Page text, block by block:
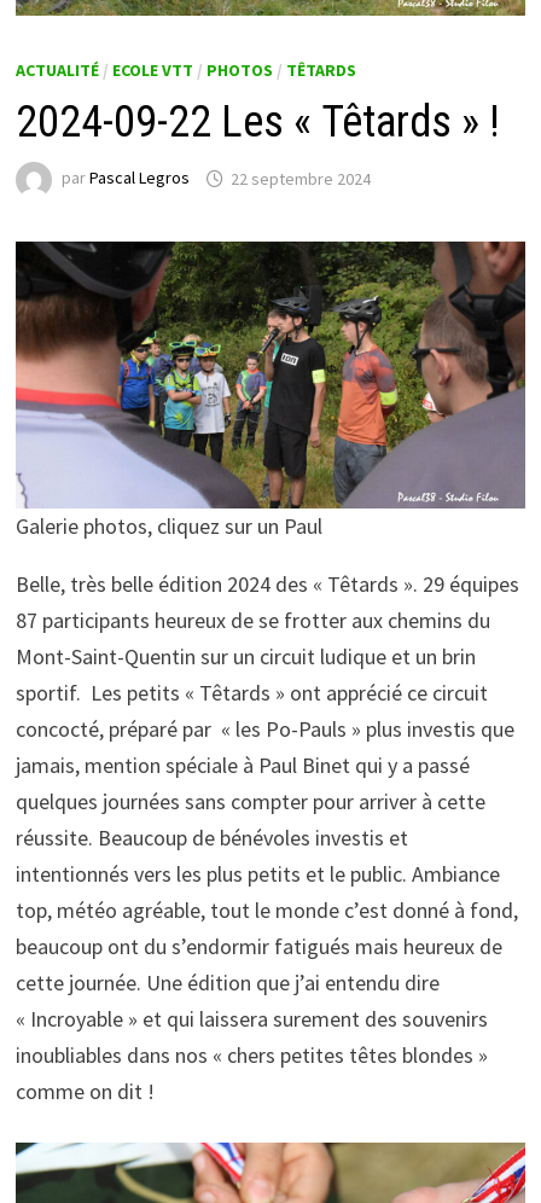
ACTUALITÉ/ ECOLE VTT / PHOTOS / TÊTARDS
2024-09-22 Les « Têtards » !
parPascal Legros 22 septembre 2024
Galerie photos, cliquez sur un Paul
Belle, très belle édition 2024 des « Têtards ». 29 équipes
87 participants heureux de se frotter aux chemins du
Mont-Saint-Quentin sur un circuit ludique et un brin
sportif. Les petits « Têtards » ont apprécié ce circuit
concocté, préparé par « les Po-Pauls » plus investis que
jamais, mention spéciale à Paul Binet qui y a passé
quelques journées sans compter pour arriver à cette
réussite. Beaucoup de bénévoles investis et
intentionnés vers les plus petits et le public. Ambiance
top, météo agréable, tout le monde c’est donné à fond,
beaucoup ont du s’endormir fatigués mais heureux de
cette journée. Une édition que j’ai entendu dire
« Incroyable » et qui laissera surement des souvenirs
inoubliables dans nos « chers petites têtes blondes »
comme on dit !